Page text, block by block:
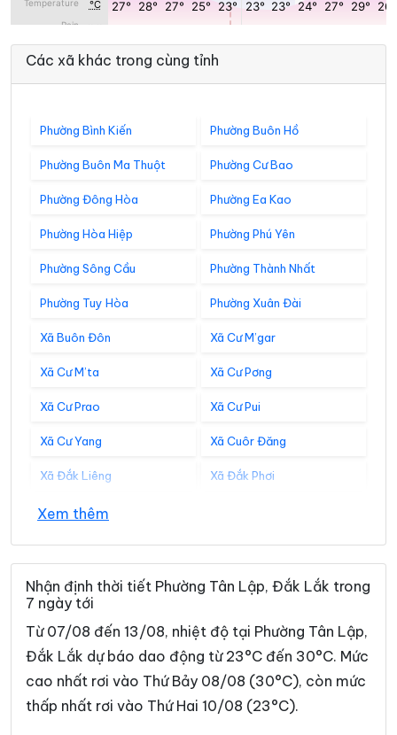
Các xã khác trong cùng tỉnh
Phường Bình Kiến Phường Buôn Hồ
Phường Buôn Ma Thuột Phường Cư Bao
Phường Đông Hòa Phường Ea Kao
Phường Hòa Hiệp Phường Phú Yên
Phường Sông Cầu Phường Thành Nhất
Phường Tuy Hòa Phường Xuân Đài
Xã Buôn Đôn Xã Cư M’gar
Xã Cư M’ta Xã Cư Pơng
Xã Cư Prao Xã Cư Pui
Xã Cư Yang Xã Cuôr Đăng
Xã Đắk Liêng Xã Đắk Phơi
Xã Dang Kang
Xã Đồng Xuân Xã Dray Bhăng
Xã Đức Bình Xã Dur Kmăl
Xã Ea Bá
Xã Ea Drăng Xã Ea Drông
Xã Ea H’leo Xã Ea Hiao
Xã Ea Kar Xã Ea Khăl
Xem thêm
Nhận định thời tiết Phường Tân Lập, Đắk Lắk trong
7 ngày tới
Từ 07/08 đến 13/08, nhiệt độ tại Phường Tân Lập,
Đắk Lắk dự báo dao động từ 23°C đến 30°C. Mức
cao nhất rơi vào Thứ Bảy 08/08 (30°C), còn mức
thấp nhất rơi vào Thứ Hai 10/08 (23°C).